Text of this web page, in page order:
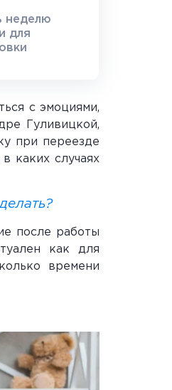
неделю
для
с эмоциями,
Гуливицкой,
при переезде
каких случаях
после работы
как для
времени